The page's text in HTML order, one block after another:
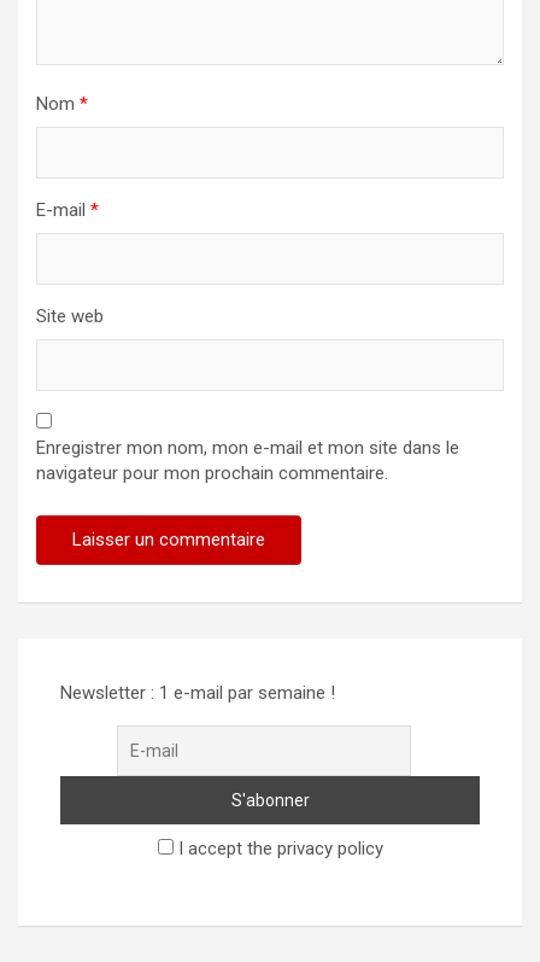
Nom *
E-mail *
Site web
Enregistrer mon nom, mon e-mail et mon site dans le
navigateur pour mon prochain commentaire.
Newsletter : 1 e-mail par semaine !
I accept the privacy policy